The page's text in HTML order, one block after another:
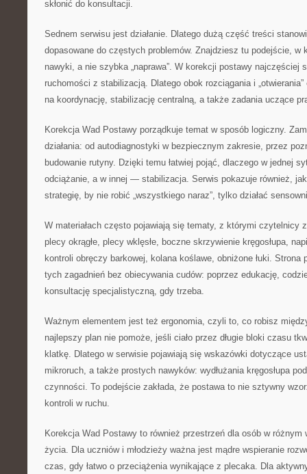
skłonić do konsultacji.
Sednem serwisu jest działanie. Dlatego dużą część treści
dopasowane do częstych problemów. Znajdziesz tu podejście, w
nawyki, a nie szybka „naprawa”. W korekcji postawy najczęściej
ruchomości z stabilizacją. Dlatego obok rozciągania i
na koordynację, stabilizację centralną, a także zadania uczące
Korekcja Wad Postawy porządkuje temat w sposób logiczny.
działania: od autodiagnostyki w bezpiecznym zakresie, przez
budowanie rutyny. Dzięki temu łatwiej pojąć, dlaczego w jednej
odciążanie, a w innej — stabilizacja. Serwis pokazuje również,
strategię, by nie robić „wszystkiego naraz”, tylko działać
W materiałach często pojawiają się tematy, z którymi czytelnicy
plecy okrągłe, plecy wklęsłe, boczne skrzywienie kręgosłupa,
kontroli obręczy barkowej, kolana koślawe, obniżone łuki. Strona
tych zagadnień bez obiecywania cudów: poprzez edukację,
konsultację specjalistyczną, gdy trzeba.
Ważnym elementem jest też ergonomia, czyli to, co robisz
najlepszy plan nie pomoże, jeśli ciało przez długie bloki czasu
klatkę. Dlatego w serwisie pojawiają się wskazówki dotyczące
mikroruch, a także prostych nawyków: wydłużania kręgosłupa
czynności. To podejście zakłada, że postawa to nie sztywny
kontroli w ruchu.
Korekcja Wad Postawy to również przestrzeń dla osób w
życia. Dla uczniów i młodzieży ważna jest mądre wspieranie
czas, gdy łatwo o przeciążenia wynikające z plecaka. Dla